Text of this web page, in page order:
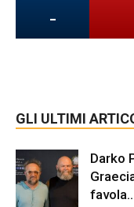
-
GLI ULTIMI
Darko